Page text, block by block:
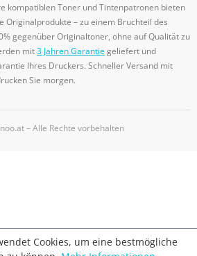
kompatiblen Toner und Tintenpatronen bieten
Originalprodukte – zu einem Bruchteil des
gegenüber Originaltoner, ohne auf Qualität zu
mit3 Jahren Garantiegeliefert und
Ihres Druckers. Schneller Versand mit
Sie morgen.
– Alle Rechte vorbehalten
Cookies, um eine bestmögliche